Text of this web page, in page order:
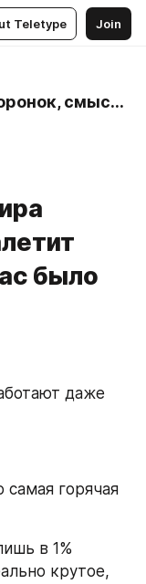
Teletype Join
Диана Верная| Гений воронок, смысловик
было
даже
горячая
в 1%
крутое,